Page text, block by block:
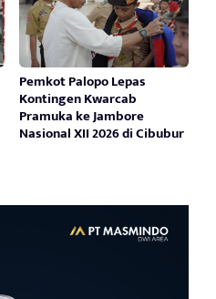
Pemkot Palopo Lepas
Kontingen Kwarcab
Pramuka ke Jambore
Nasional XII 2026 di Cibubur